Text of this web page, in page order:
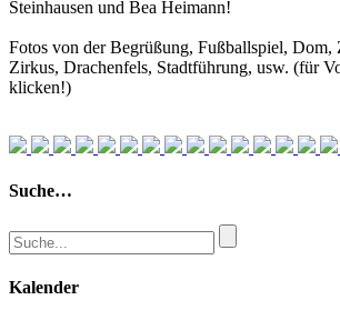
Steinhausen und Bea Heimann!
Fotos von der Begrüßung, Fußballspiel, Dom,
Zirkus, Drachenfels, Stadtführung, usw. (für
klicken!)
Suche…
Kalender